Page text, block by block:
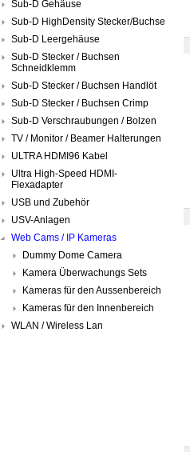
Sub-D Gehäuse
Sub-D HighDensity Stecker/Buchse
Sub-D Leergehäuse
Sub-D Stecker / Buchsen
Schneidklemm
Sub-D Stecker / Buchsen Handlöt
Sub-D Stecker / Buchsen Crimp
Sub-D Verschraubungen / Bolzen
TV / Monitor / Beamer Halterungen
ULTRA HDMI96 Kabel
Ultra High-Speed HDMI-
Flexadapter
USB und Zubehör
USV-Anlagen
Web Cams / IP Kameras
Dummy Dome Camera
Kamera Überwachungs Sets
Kameras für den Aussenbereich
Kameras für den Innenbereich
WLAN / Wireless Lan